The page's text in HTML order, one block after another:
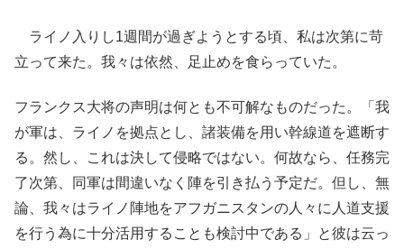
ライノ入りし1週間が過ぎようとする頃、私は次第に苛
立って来た。我々は依然、足止めを食らっていた。
フランクス大将の声明は何とも不可解なものだった。「我
が軍は、ライノを拠点とし、諸装備を用い幹線道を遮断す
る。然し、これは決して侵略ではない。何故なら、任務完
了次第、同軍は間違いなく陣を引き払う予定だ。但し、無
論、我々はライノ陣地をアフガニスタンの人々に人道支援
を行う為に十分活用することも検討中である」と彼は云っ